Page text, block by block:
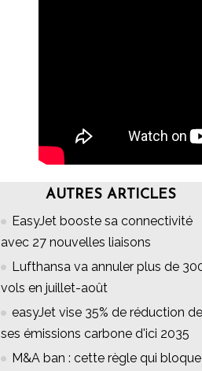
AUTRES ARTICLES
EasyJet booste sa connectivité
avec 27 nouvelles liaisons
Lufthansa va annuler plus de
vols en juillet-août
easyJet vise 35% de réduction de
ses émissions carbone d'ici 2035
M&A ban : cette règle qui